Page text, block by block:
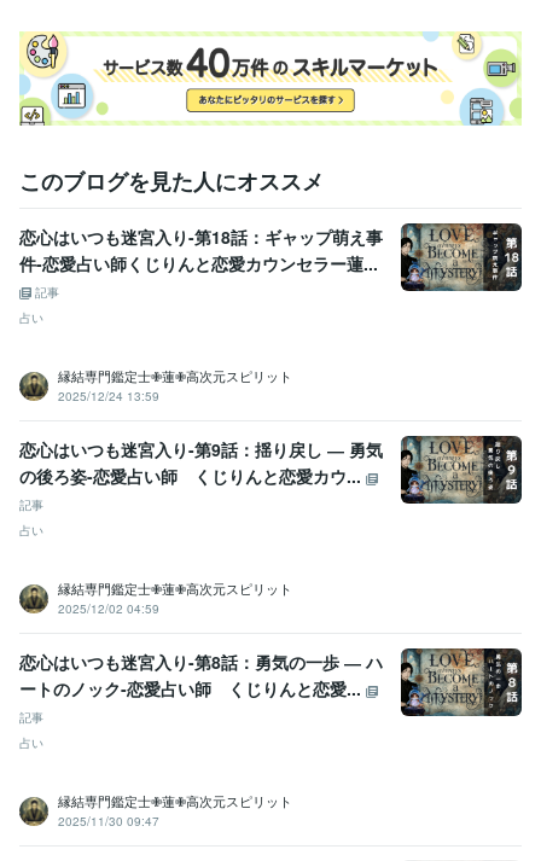
このブログを見た人にオススメ
恋心はいつも迷宮入り-第18話：ギャップ萌え事
件-恋愛占い師くじりんと恋愛カウンセラー蓮...
記事
占い
縁結専門鑑定士✙蓮✙高次元スピリット
2025/12/24 13:59
恋心はいつも迷宮入り-第9話：揺り戻し ― 勇気
の後ろ姿-恋愛占い師 くじりんと恋愛カウ...
記事
占い
縁結専門鑑定士✙蓮✙高次元スピリット
2025/12/02 04:59
恋心はいつも迷宮入り-第8話：勇気の一歩 ― ハ
ートのノック-恋愛占い師 くじりんと恋愛...
記事
占い
縁結専門鑑定士✙蓮✙高次元スピリット
2025/11/30 09:47